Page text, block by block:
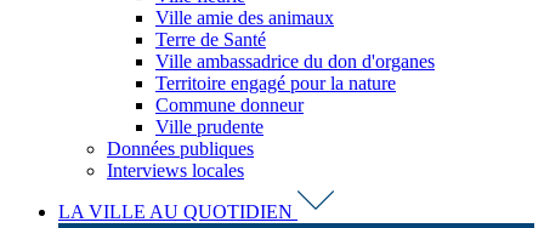
Ville amie des animaux
Terre de Santé
Ville ambassadrice du don d'organes
Territoire engagé pour la nature
Commune donneur
Ville prudente
Données publiques
Interviews locales
LA VILLE AU QUOTIDIEN